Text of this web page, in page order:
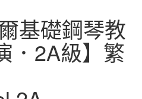
基礎鋼琴教
．2A級】繁